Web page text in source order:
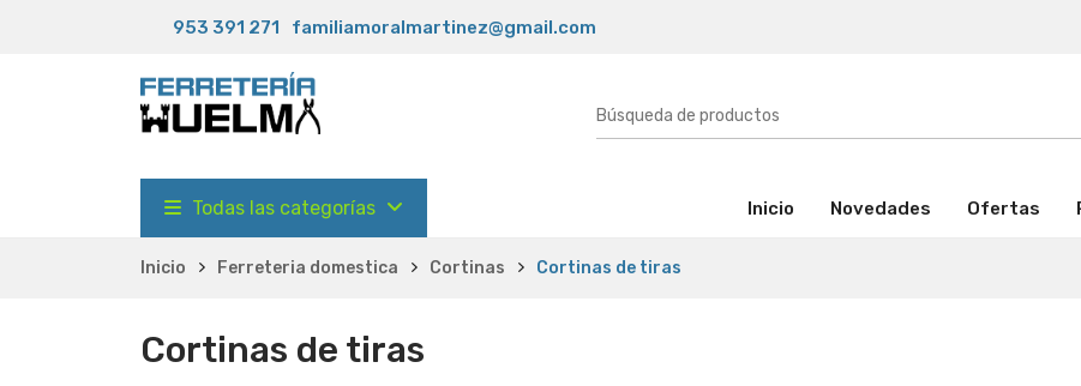
953 391 271 familiamoralmartinez@gmail.com
Todas las categorías Inicio (activo)Novedades Ofertas
Inicio Ferreteria domestica Cortinas Cortinas de tiras
Cortinas de tiras